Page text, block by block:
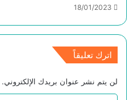
18/01/2023
اترك تعليقاً
لن يتم نشر عنوان بريدك الإلكتروني.